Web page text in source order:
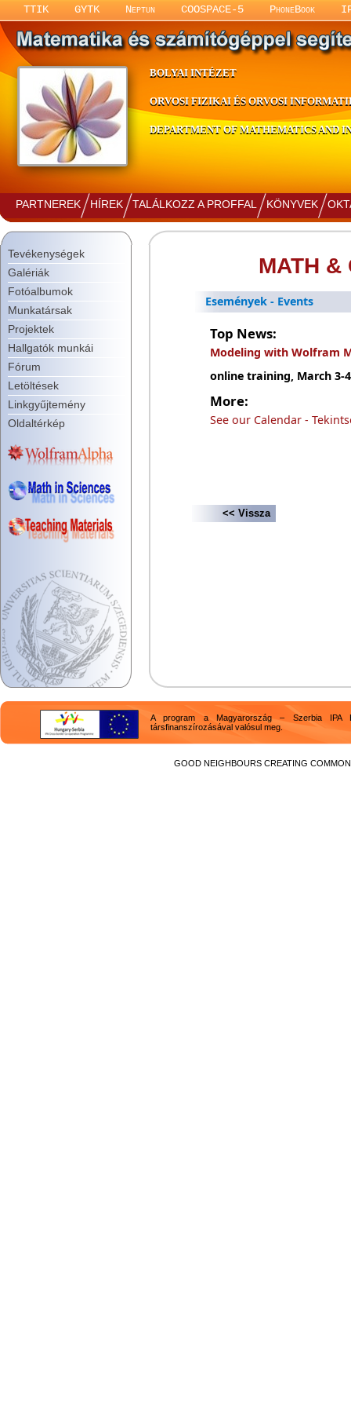
TTIK GYTK Neptun COOSPACE-5 PhoneBook
BOLYAI INTÉZET
ORVOSI FIZIKAI ÉS ORVOSI
DEPARTMENT OF MATHEMATICS AND
PARTNEREK HÍREK TALÁLKOZZ A PROFFAL KÖNYVEK
Tevékenységek
Galériák
Fotóalbumok
Munkatársak
Projektek
Hallgatók munkái
Fórum
Letöltések
Linkgyűjtemény
Oldaltérkép
MATH &
Események - Events
Top News:
Modeling with Wolfram
online training, March 3-
More:
See our Calendar -
<< Vissza
A program a Magyarország – Szerbia IPA
társfinanszírozásával valósul meg.
GOOD NEIGHBOURS CREATING